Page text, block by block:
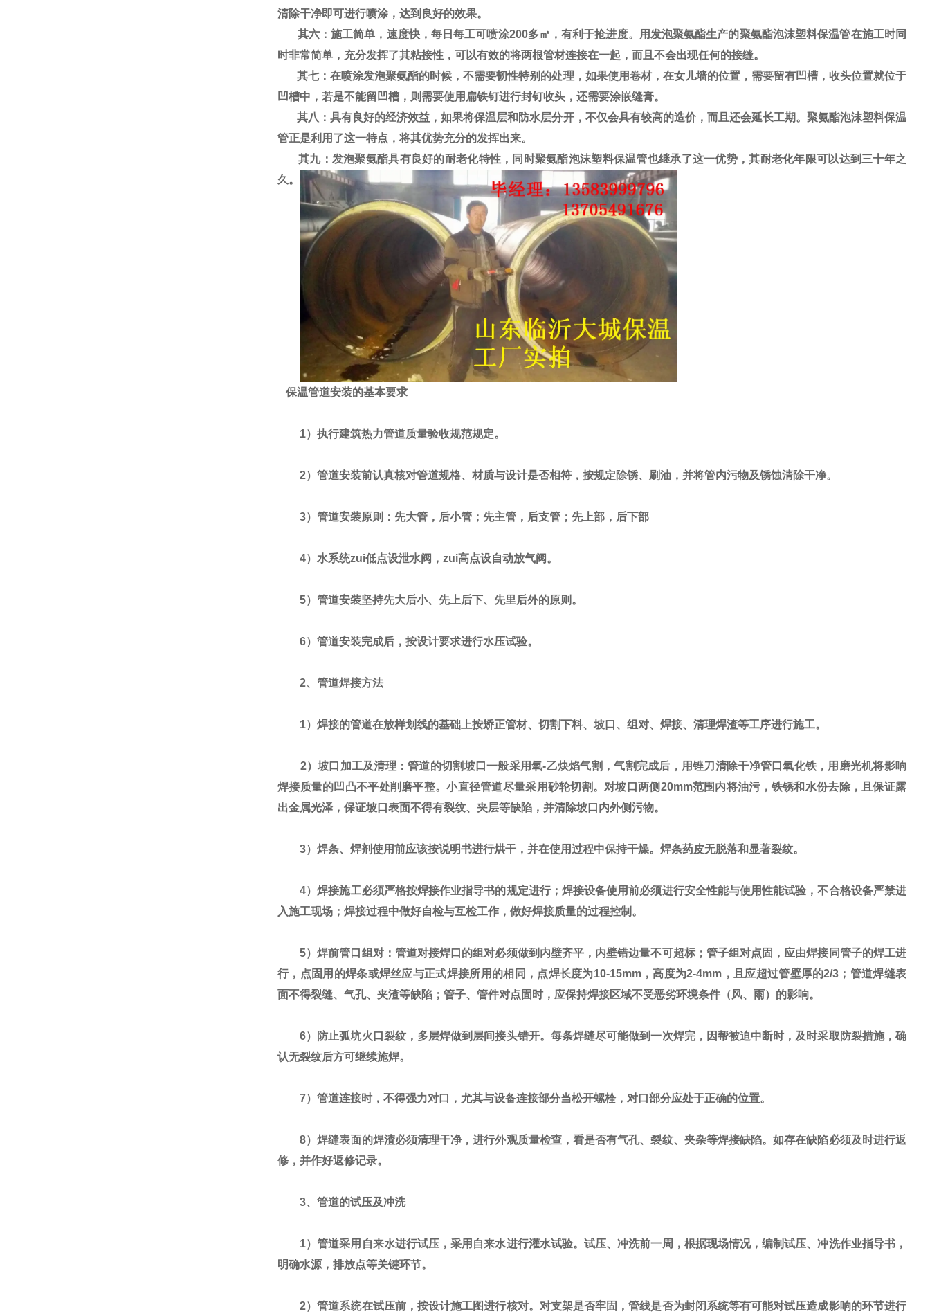
清除干净即可进行喷涂，达到良好的效果。
其六：施工简单，速度快，每日每工可喷涂200多㎡，有利于抢进度。用发泡聚氨酯生产的聚氨酯泡沫塑料保温管在施工时同
时非常简单， 充分发挥了其粘接性，可以有效的将两根管材连接在一起，而且不会出现任何的接缝。
其七：在喷涂发泡聚氨酯的时候，不需要韧性特别的处理，如果使用卷材，在女儿墙的位置，需要留有凹槽，收头位置就位于
凹槽中，若是不能留凹槽，则需要使用扁铁钉进行封钉收头，还需要涂嵌缝膏。
其八：具有良好的经济效益，如果将保温层和防水层分开，不仅会具有较高的造价，而且还会延长工期。聚氨酯泡沫塑料保温
管正是利用 了这一特点，将其优势充分的发挥出来。
其九：发泡聚氨酯具有良好的耐老化特性，同时聚氨酯泡沫塑料保温管也继承了这一优势，其耐老化年限可以达到三十年之
久。
保温管道安装的基本要求
1）执行建筑热力管道质量验收规范规定。
2）管道安装前认真核对管道规格、材质与设计是否相符，按规定除锈、刷油，并将管内污物及锈蚀清除干净。
3）管道安装原则：先大管，后小管；先主管，后支管；先上部，后下部
4）水系统zui低点设泄水阀，zui高点设自动放气阀。
5）管道安装坚持先大后小、先上后下、先里后外的原则。
6）管道安装完成后，按设计要求进行水压试验。
2、管道焊接方法
1）焊接的管道在放样划线的基础上按矫正管材、切割下料、坡口、组对、焊接、清理焊渣等工序进行施工。
2）坡口加工及清理：管道的切割坡口一般采用氧-乙炔焰气割，气割完成后，用锉刀清除干净管口氧化铁，用磨光机将影响
焊接质量的凹凸不平处削磨平整。小直径管道尽量采用砂轮切割。对坡口两侧20mm范围内将油污，铁锈和水份去除，且保证露
出金属光泽，保证坡口表面不得有裂纹、夹层等缺陷，并清除坡口内外侧污物。
3）焊条、焊剂使用前应该按说明书进行烘干，并在使用过程中保持干燥。焊条药皮无脱落和显著裂纹。
4）焊接施工必须严格按焊接作业指导书的规定进行；焊接设备使用前必须进行安全性能与使用性能试验，不合格设备严禁进
入施工现场；焊接过程中做好自检与互检工作，做好焊接质量的过程控制。
5）焊前管口组对：管道对接焊口的组对必须做到内壁齐平，内壁错边量不可超标；管子组对点固，应由焊接同管子的焊工进
行，点固用的焊条或焊丝应与正式焊接所用的相同，点焊长度为10-15mm，高度为2-4mm，且应超过管壁厚的2/3；管道焊缝表
面不得裂缝、气孔、夹渣等缺陷；管子、管件对点固时，应保持焊接区域不受恶劣环境条件（风、雨）的影响。
6）防止弧坑火口裂纹，多层焊做到层间接头错开。每条焊缝尽可能做到一次焊完，因帮被迫中断时，及时采取防裂措施，确
认无裂纹后方可继续施焊。
7）管道连接时，不得强力对口，尤其与设备连接部分当松开螺栓，对口部分应处于正确的位置。
8）焊缝表面的焊渣必须清理干净，进行外观质量检查，看是否有气孔、裂纹、夹杂等焊接缺陷。如存在缺陷必须及时进行返
修，并作好返修记录。
3、管道的试压及冲洗
1）管道采用自来水进行试压，采用自来水进行灌水试验。试压、冲洗前一周，根据现场情况，编制试压、冲洗作业指导书，
明确水源，排放点等关键环节。
2）管道系统在试压前，按设计施工图进行核对。对支架是否牢固，管线是否为封闭系统等有可能对试压造成影响的环节进行